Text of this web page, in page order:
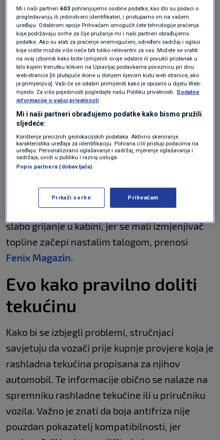
antifriz bez provjere kompatibilnosti. Postoje
dvije osnovne vrste rashladnih tekućina – one
koje sadrže silikate i one bez silikata. Prema
upozorenju ADAC-a, te se vrste ne smiju
međusobno miješati jer može doći do stvaranja
naslaga i grudica unutar sustava hlađenja.
ADAC objavio veliku analizu: Evo koji
Takve naslage mogu začepiti dijelove sustava,
vode i uzrokovati ozbiljne kvarove motora.
Jedan od prvih znakova problema često je
slabo grijanje u kabini, jer se mali izmjenjivač
topline začepi nastalim talogom, prenosi
Fenix Magazin.
Evo kako pravilno doliti
tekućinu
Kako bi se izbjegli problemi, stručnjaci
savjetuju da vozači prije kupnje provjere koja je
rashladna tekućina propisana za njihov
automobil. Te informacije obično se nalaze na
spremniku rashladne tekućine ili u priručniku
vozila. Važno je znati da boja antifriza nije
pouzdan pokazatelj kompatibilnosti, jer
Mi i naši partneri 603 pohranjujemo osobne podatke, kao što su podaci o
pregledavanju ili jedinstveni identifikatori, i pristupamo im na vašem
uređaju. Odabirom opcije Prihvaćam omogućit ćete tehnologije praćenja
koje podržavaju svrhe za čije pružanje mi i naši partneri obrađujemo
podatke. Ako su alati za praćenje onemogućeni, određeni sadržaj i oglasi
koje vidite možda više neće biti toliko relevantni za vas. Možete se vratiti
na ovaj izbornik kako biste izmijenili svoje odabire ili povukli pristanak u
bilo kojem trenutku klikom na Upravljaj postavkama poveznicu pri dnu
web-stranice [ili plutajuće ikone u donjem lijevom kutu web stranice, ako
je primjenjivo]. Vaši će se odabiri primijeniti kako je opisano u dijelu Web-
mjesto. Za više pojedinosti pogledajte našu Politiku privatnosti. Dodatne
informacije o vašoj privatnosti
Mi i naši partneri obrađujemo podatke kako bismo pružili
sljedeće:
Korištenje preciznih geolokacijskih podataka. Aktivno skeniranje
karakteristika uređaja za identifikaciju. Pohrana i/ili pristup podacima na
uređaju. Personalizirano oglašavanje i sadržaj, mjerenje oglašavanja i
sadržaja, uvidi u publiku i razvoj usluga.
Popis partnera (dobavljača)
Prikaži svrhe Prihvaćam